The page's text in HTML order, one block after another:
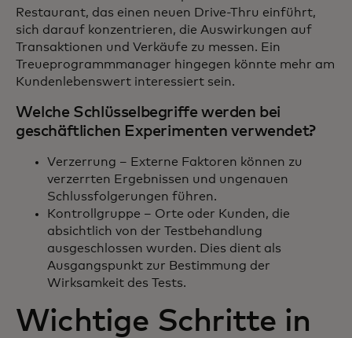
Restaurant, das einen neuen Drive-Thru einführt,
sich darauf konzentrieren, die Auswirkungen auf
Transaktionen und Verkäufe zu messen. Ein
Treueprogrammmanager hingegen könnte mehr am
Kundenlebenswert interessiert sein.
Welche Schlüsselbegriffe werden bei
geschäftlichen Experimenten verwendet?
Verzerrung – Externe Faktoren können zu
verzerrten Ergebnissen und ungenauen
Schlussfolgerungen führen.
Kontrollgruppe – Orte oder Kunden, die
absichtlich von der Testbehandlung
ausgeschlossen wurden. Dies dient als
Ausgangspunkt zur Bestimmung der
Wirksamkeit des Tests.
Wichtige Schritte in